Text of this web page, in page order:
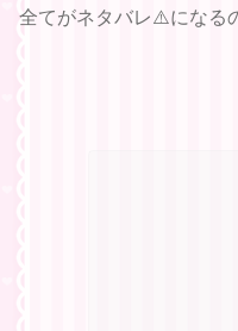
全てがネタバレ⚠️になる